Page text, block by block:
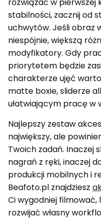
stabilności, zacznij od
uchwytów. Jeśli obraz
niespójnie, większą
modyfikatory. Gdy
priorytetem będzie
charakterze ujęć
matte boxie, sliderze
ułatwiającym pracę w
Najlepszy zestaw
największy, ale
Twoich zadań. Inaczej
nagrań z ręki, inaczej
produkcji mobilnych i
Beafoto.pl znajdziesz
Ci wygodniej
rozwijać własny